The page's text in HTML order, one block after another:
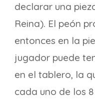
declarar una
Reina). El peón
entonces en la
jugador puede
en el tablero, la
cada uno de los